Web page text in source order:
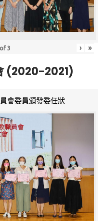
of3 › »
(2020-2021)
會委員頒發委任狀